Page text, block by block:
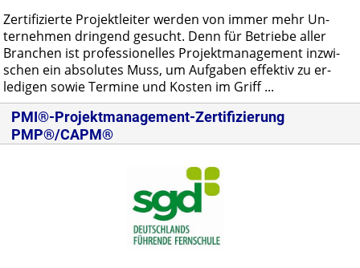
Zer­ti­fi­zier­te Pro­jekt­lei­ter wer­den von im­mer mehr Un­
ter­neh­men drin­gend ge­sucht. Denn für Be­trie­be al­ler
Bran­chen ist pro­fes­sio­nel­les Pro­jekt­ma­nage­ment in­zwi­
schen ein ab­so­lu­tes Muss, um Auf­ga­ben ef­fek­tiv zu er­
le­di­gen so­wie Ter­mi­ne und Kos­ten im Griff ...
PMI®-Projektmanagement-Zertifizierung
PMP®/CAPM®